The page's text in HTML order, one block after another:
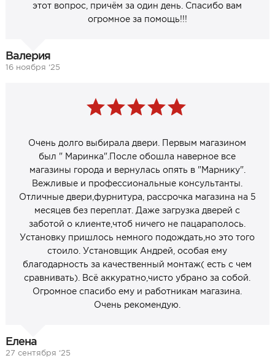
этот вопрос, причём за один день. Спасибо вам
огромное за помощь!!!
Валерия
16 ноября ‘25
Очень долго выбирала двери. Первым магазином
был " Маринка".После обошла наверное все
магазины города и вернулась опять в "Марнику".
Вежливые и профессиональные консультанты.
Отличные двери,фурнитура, рассрочка магазина на 5
месяцев без переплат. Даже загрузка дверей с
заботой о клиенте,чтоб ничего не пацараполось.
Установку пришлось немного подождать,но это того
стоило. Установщик Андрей, особая ему
благодарность за качественный монтаж( есть с чем
сравнивать). Всё аккуратно,чисто убрано за собой.
Огромное спасибо ему и работникам магазина.
Очень рекомендую.
Елена
27 сентября ‘25